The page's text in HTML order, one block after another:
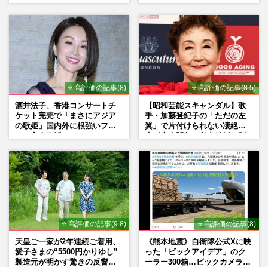
⭐ 高評価の記事(8)
酒井法子、香港コンサートチ
ケット完売で「まさにアジア
の歌姫」国内外に根強いファ
⭐ 高評価の記事(8.5)
【昭和芸能スキャンダル】歌
手・加藤登紀子の「ただの左
翼」で片付けられない凄絶半
⭐ 高評価の記事(9.8)
天皇ご一家が2年連続ご着用、
愛子さまの“5500円かりゆし”
製造元が明かす驚きの反響
⭐ 高評価の記事(8)
《熊本地震》自衛隊公式Xに映
った「ビックアイデア」のク
ーラー300箱…ビックカメラが